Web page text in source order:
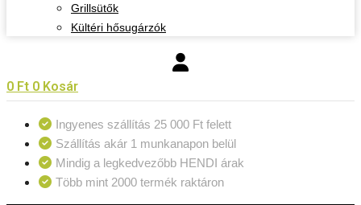
Grillsütők
Kültéri hősugárzók
0 Ft 0 Kosár
Ingyenes szállítás 25 000 Ft felett
Szállítás akár 1 munkanapon belül
Mindig a legkedvezőbb HENDI árak
Több mint 2000 termék raktáron